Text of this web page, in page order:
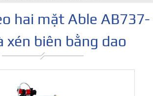
hai mặt Able AB737-
xén biên bằng dao